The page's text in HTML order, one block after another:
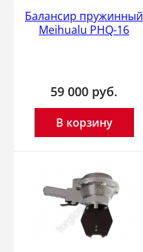
Балансир пружинный
Meihualu PHQ-16
59 000 руб.
В корзину